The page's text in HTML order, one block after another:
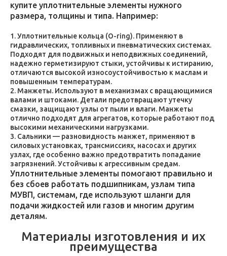
купите уплотнительные элементы нужного
размера, толщины и типа. Например:
Уплотнительные кольца (O-ring). Применяют в
гидравлических, топливных и пневматических системах.
Подходят для подвижных и неподвижных соединений,
надежно герметизируют стыки, устойчивы к истиранию,
отличаются высокой износоустойчивостью к маслам и
повышенным температурам.
Манжеты. Используют в механизмах с вращающимися
валами и штоками. Детали предотвращают утечку
смазки, защищают узлы от пыли и влаги. Манжеты
отлично подходят для агрегатов, которые работают под
высокими механическими нагрузками.
Сальники — разновидность манжет, применяют в
силовых установках, трансмиссиях, насосах и других
узлах, где особенно важно предотвратить попадание
загрязнений. Устойчивы к агрессивным средам.
Уплотнительные элементы помогают правильно и
без сбоев работать подшипникам, узлам типа
МУВП, системам, где используют шланги для
подачи жидкостей или газов и многим другим
деталям.
Материалы изготовления и их
преимущества